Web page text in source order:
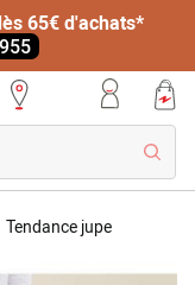
65€ d'achats*
Tendance jupeJupe
tissu